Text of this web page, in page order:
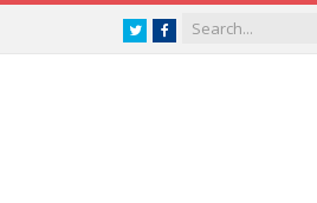
TwitterFacebook